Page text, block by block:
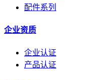
配件系列
企业资质
企业认证
产品认证